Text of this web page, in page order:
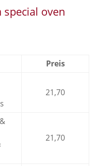
oven
Preis
21,70
21,70